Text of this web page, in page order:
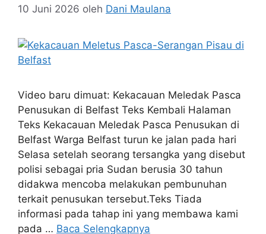
10 Juni 2026 oleh Dani Maulana
Video baru dimuat: Kekacauan Meledak Pasca
Penusukan di Belfast Teks Kembali Halaman
Teks Kekacauan Meledak Pasca Penusukan di
Belfast Warga Belfast turun ke jalan pada hari
Selasa setelah seorang tersangka yang disebut
polisi sebagai pria Sudan berusia 30 tahun
didakwa mencoba melakukan pembunuhan
terkait penusukan tersebut.Teks Tiada
informasi pada tahap ini yang membawa kami
pada … Baca Selengkapnya